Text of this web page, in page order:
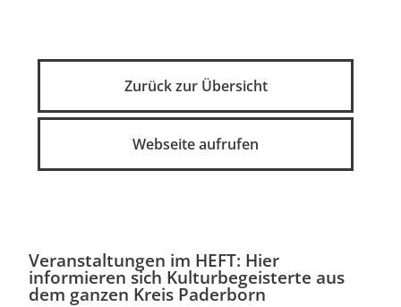
Zurück zur Übersicht
Webseite aufrufen
Veranstaltungen im HEFT: Hier
informieren sich Kulturbegeisterte aus
dem ganzen Kreis Paderborn